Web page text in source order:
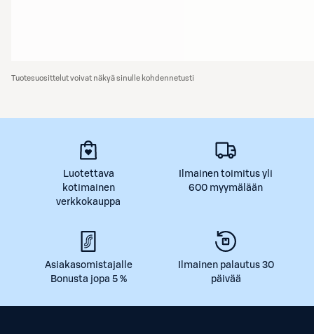
Tuotesuosittelut voivat näkyä sinulle kohdennetusti
Luotettava
kotimainen
verkkokauppa
Ilmainen toimitus yli
600 myymälään
Asiakasomistajalle
Bonusta jopa 5 %
Ilmainen palautus 30
päivää